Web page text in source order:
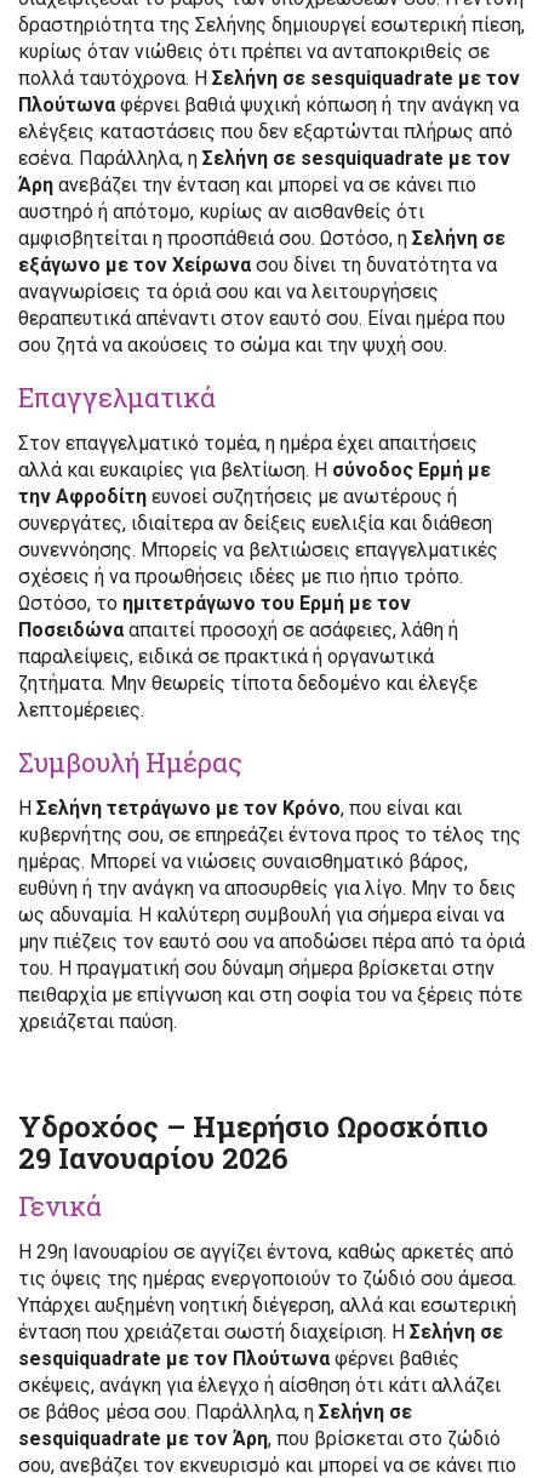
δραστηριότητα της Σελήνης δημιουργεί εσωτερική πίεση,
κυρίως όταν νιώθεις ότι πρέπει να ανταποκριθείς σε
πολλά ταυτόχρονα. Η Σελήνη σε sesquiquadrate με τον
Πλούτωναφέρνει βαθιά ψυχική κόπωση ή την ανάγκη να
ελέγξεις καταστάσεις που δεν εξαρτώνται πλήρως από
εσένα. Παράλληλα, η Σελήνη σε sesquiquadrate με τον
Άρη ανεβάζει την ένταση και μπορεί να σε κάνει πιο
αυστηρό ή απότομο, κυρίως αν αισθανθείς ότι
αμφισβητείται η προσπάθειά σου. Ωστόσο, η Σελήνη σε
εξάγωνο με τον Χείρωνασου δίνει τη δυνατότητα να
αναγνωρίσεις τα όριά σου και να λειτουργήσεις
θεραπευτικά απέναντι στον εαυτό σου. Είναι ημέρα που
σου ζητά να ακούσεις το σώμα και την ψυχή σου.
Επαγγελματικά
Στον επαγγελματικό τομέα, η ημέρα έχει απαιτήσεις
αλλά και ευκαιρίες για βελτίωση. Η σύνοδος Ερμή με
την Αφροδίτη ευνοεί συζητήσεις με ανωτέρους ή
συνεργάτες, ιδιαίτερα αν δείξεις ευελιξία και διάθεση
συνεννόησης. Μπορείς να βελτιώσεις επαγγελματικές
σχέσεις ή να προωθήσεις ιδέες με πιο ήπιο τρόπο.
Ωστόσο, το ημιτετράγωνο του Ερμή με τον
Ποσειδώνααπαιτεί προσοχή σε ασάφειες, λάθη ή
παραλείψεις, ειδικά σε πρακτικά ή οργανωτικά
ζητήματα. Μην θεωρείς τίποτα δεδομένο και έλεγξε
λεπτομέρειες.
Συμβουλή Ημέρας
Η Σελήνη τετράγωνο με τον Κρόνο, που είναι και
κυβερνήτης σου, σε επηρεάζει έντονα προς το τέλος της
ημέρας. Μπορεί να νιώσεις συναισθηματικό βάρος,
ευθύνη ή την ανάγκη να αποσυρθείς για λίγο. Μην το δεις
ως αδυναμία. Η καλύτερη συμβουλή για σήμερα είναι να
μην πιέζεις τον εαυτό σου να αποδώσει πέρα από τα όριά
του. Η πραγματική σου δύναμη σήμερα βρίσκεται στην
πειθαρχία με επίγνωση και στη σοφία του να ξέρεις πότε
χρειάζεται παύση.
Υδροχόος – Ημερήσιο Ωροσκόπιο
29 Ιανουαρίου 2026
Γενικά
Η 29η Ιανουαρίου σε αγγίζει έντονα, καθώς αρκετές από
τις όψεις της ημέρας ενεργοποιούν το ζώδιό σου άμεσα.
Υπάρχει αυξημένη νοητική διέγερση, αλλά και εσωτερική
ένταση που χρειάζεται σωστή διαχείριση. Η Σελήνη σε
sesquiquadrate με τον Πλούτωναφέρνει βαθιές
σκέψεις, ανάγκη για έλεγχο ή αίσθηση ότι κάτι αλλάζει
σε βάθος μέσα σου. Παράλληλα, η Σελήνη σε
sesquiquadrate με τον Άρη, που βρίσκεται στο ζώδιό
σου, ανεβάζει τον εκνευρισμό και μπορεί να σε κάνει πιο